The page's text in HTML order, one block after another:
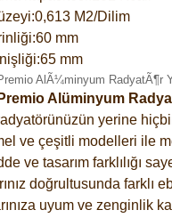
M2/Dilim
mm
mm
Alüminyum
yerine
ve çeşitli modelleri ile
ve tasarım farklılığı
doğrultusunda farklı
uyum ve zenginlik